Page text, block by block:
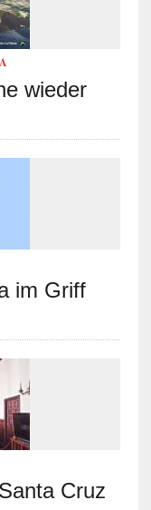
wieder
im Griff
Cruz